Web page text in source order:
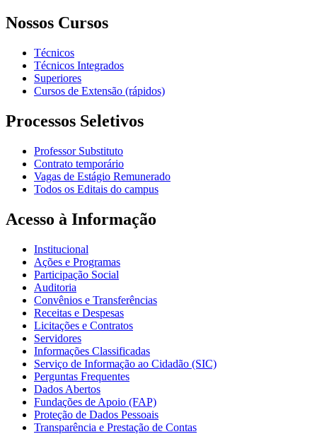
Nossos Cursos
Técnicos
Técnicos Integrados
Superiores
Cursos de Extensão (rápidos)
Processos Seletivos
Professor Substituto
Contrato temporário
Vagas de Estágio Remunerado
Todos os Editais do campus
Acesso à Informação
Institucional
Ações e Programas
Participação Social
Auditoria
Convênios e Transferências
Receitas e Despesas
Licitações e Contratos
Servidores
Informações Classificadas
Serviço de Informação ao Cidadão (SIC)
Perguntas Frequentes
Dados Abertos
Fundações de Apoio (FAP)
Proteção de Dados Pessoais
Transparência e Prestação de Contas